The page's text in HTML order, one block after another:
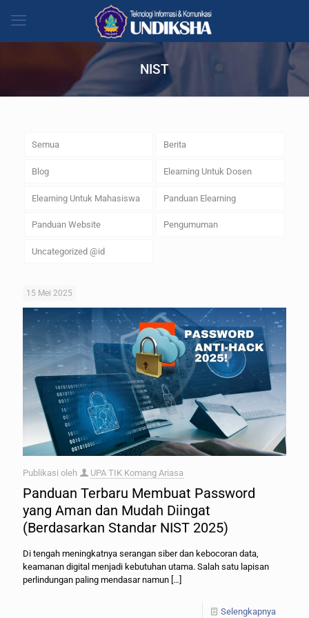
NIST
Semua Berita
Blog Elearning Untuk Dosen
Elearning Untuk Mahasiswa Panduan Elearning
Panduan Website Pengumuman
Uncategorized @id
15 Mei 2025
Publikasi oleh UPA TIK Komang Ariasa
Panduan Terbaru Membuat Password
yang Aman dan Mudah Diingat
(Berdasarkan Standar NIST 2025)
Di tengah meningkatnya serangan siber dan kebocoran data,
keamanan digital menjadi kebutuhan utama. Salah satu lapisan
perlindungan paling mendasar namun […]
Selengkapnya